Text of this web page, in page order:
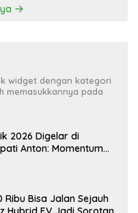
widget dengan kategori
memasukkannya pada
2026 Digelar di
Anton: Momentum
Ribu Bisa Jalan Sejauh